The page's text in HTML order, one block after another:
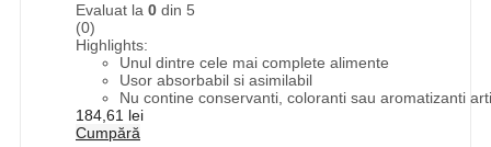
Evaluat la 0 din 5
(0)
Highlights:
Unul dintre cele mai complete alimente
Usor absorbabil si asimilabil
Nu contine conservanti, coloranti sau aromatizanti
184,61 lei
Cumpără